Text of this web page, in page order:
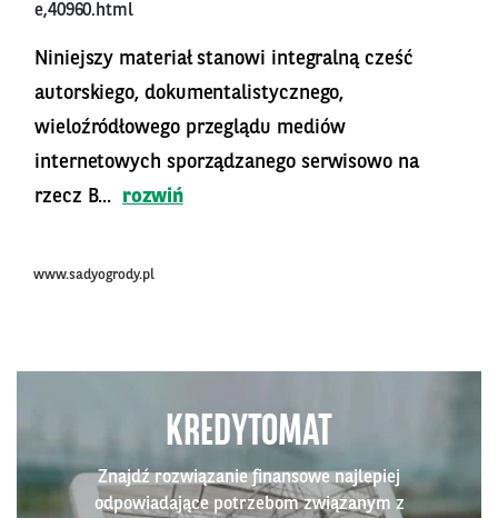
e,40960.html
Niniejszy materiał stanowi integralną cześć
autorskiego, dokumentalistycznego,
wieloźródłowego przeglądu mediów
internetowych sporządzanego serwisowo na
rzecz B...
rozwiń
www.sadyogrody.pl
KREDYTOMAT
Znajdź rozwiązanie finansowe najlepiej
odpowiadające potrzebom związanym z